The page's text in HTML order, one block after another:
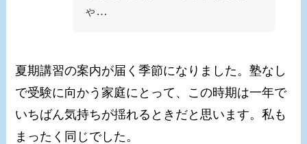
ゃ…
夏期講習の案内が届く季節になりました。塾なし
で受験に向かう家庭にとって、この時期は一年で
いちばん気持ちが揺れるときだと思います。私も
まったく同じでした。